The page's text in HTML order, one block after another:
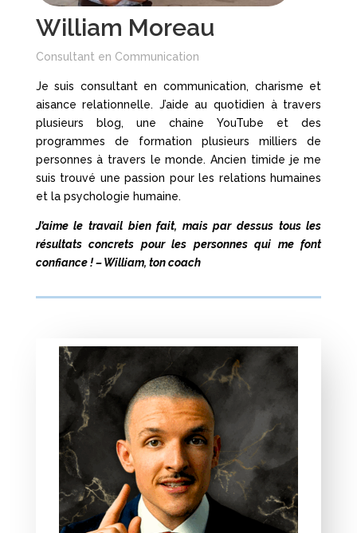
William Moreau
Consultant en Communication
Je suis consultant en communication, charisme et
aisance relationnelle. J’aide au quotidien à travers
plusieurs blog, une chaine YouTube et des
programmes de formation plusieurs milliers de
personnes à travers le monde.Ancien timide je me
suis trouvé une passion pour les relations humaines
et la psychologie humaine.
J’aime le travail bien fait, mais par dessus tous les
résultats concrets pour les personnes qui me font
confiance ! – William, ton coach